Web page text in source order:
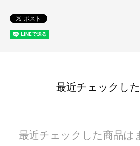
最近チェックし
最近チェックした商品は